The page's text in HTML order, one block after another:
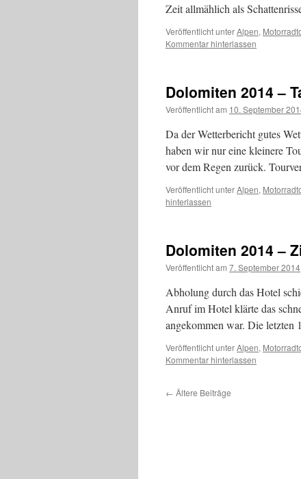
Zeit allmählich als
Veröffentlicht unterAlpen,
Kommentar hinterlassen
Dolomiten 2014 –
Veröffentlicht am 10. September
Da der Wetterbericht gutes
haben wir nur eine kleinere
vor dem Regen zurück.
Veröffentlicht unterAlpen,
hinterlassen
Dolomiten 2014 –
Veröffentlicht am 7. September 2014
Abholung durch das Hotel
Anruf im Hotel klärte das
angekommen war. Die
Veröffentlicht unterAlpen,
Kommentar hinterlassen
← Ältere Beiträge